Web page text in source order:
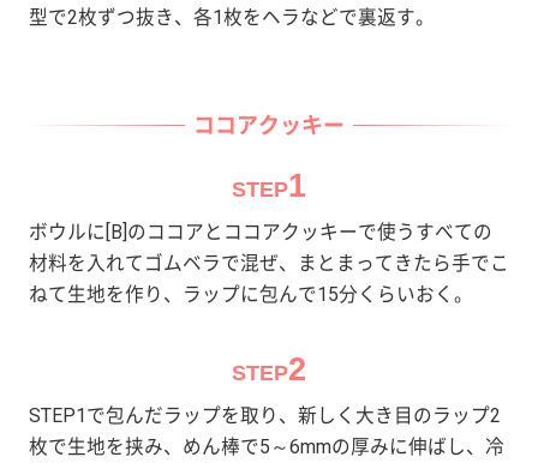
型で2枚ずつ抜き、各1枚をヘラなどで裏返す。
ココアクッキー
STEP1
ボウルに[B]のココアとココアクッキーで使うすべての
材料を入れてゴムベラで混ぜ、まとまってきたら手でこ
ねて生地を作り、ラップに包んで15分くらいおく。
STEP2
STEP1で包んだラップを取り、新しく大き目のラップ2
枚で生地を挟み、めん棒で5～6mmの厚みに伸ばし、冷